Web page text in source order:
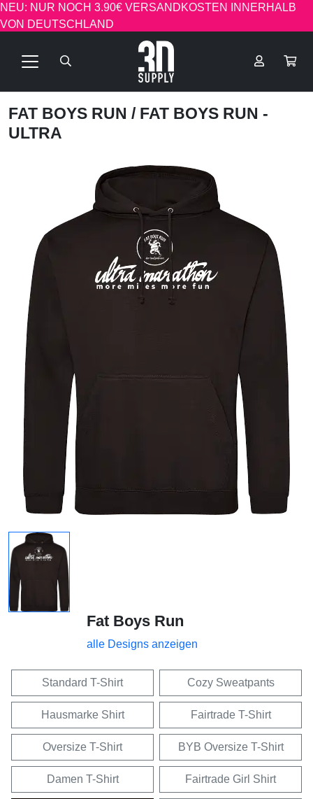
NEU: NUR NOCH 3.90€ VERSANDKOSTEN INNERHALB
VON DEUTSCHLAND
FAT BOYS RUN / FAT BOYS RUN -
ULTRA
Fat Boys Run
alle Designs anzeigen
Standard T-Shirt Cozy Sweatpants
Hausmarke Shirt Fairtrade T-Shirt
Oversize T-Shirt BYB Oversize T-Shirt
Damen T-Shirt Fairtrade Girl Shirt